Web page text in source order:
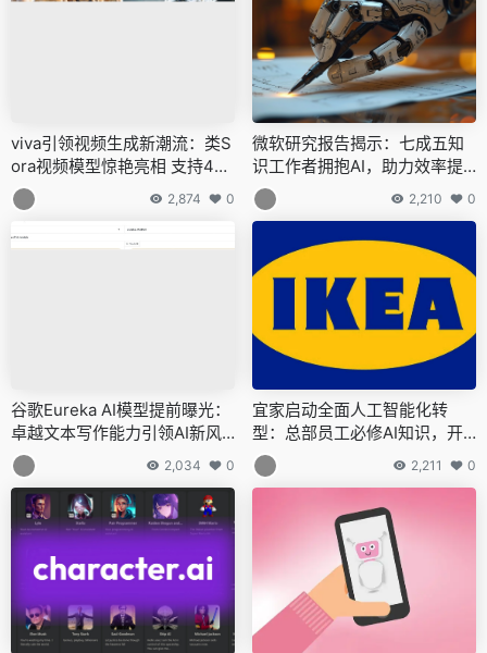
viva引领视频生成新潮流：类S
ora视频模型惊艳亮相 支持4K
高清画质
2,874 0
微软研究报告揭示：七成五知
识工作者拥抱AI，助力效率提
升
2,210 0
谷歌Eureka AI模型提前曝光：
卓越文本写作能力引领AI新风
尚
2,034 0
宜家启动全面人工智能化转
型：总部员工必修AI知识，开
发专属AI工具引领行业变革
2,211 0